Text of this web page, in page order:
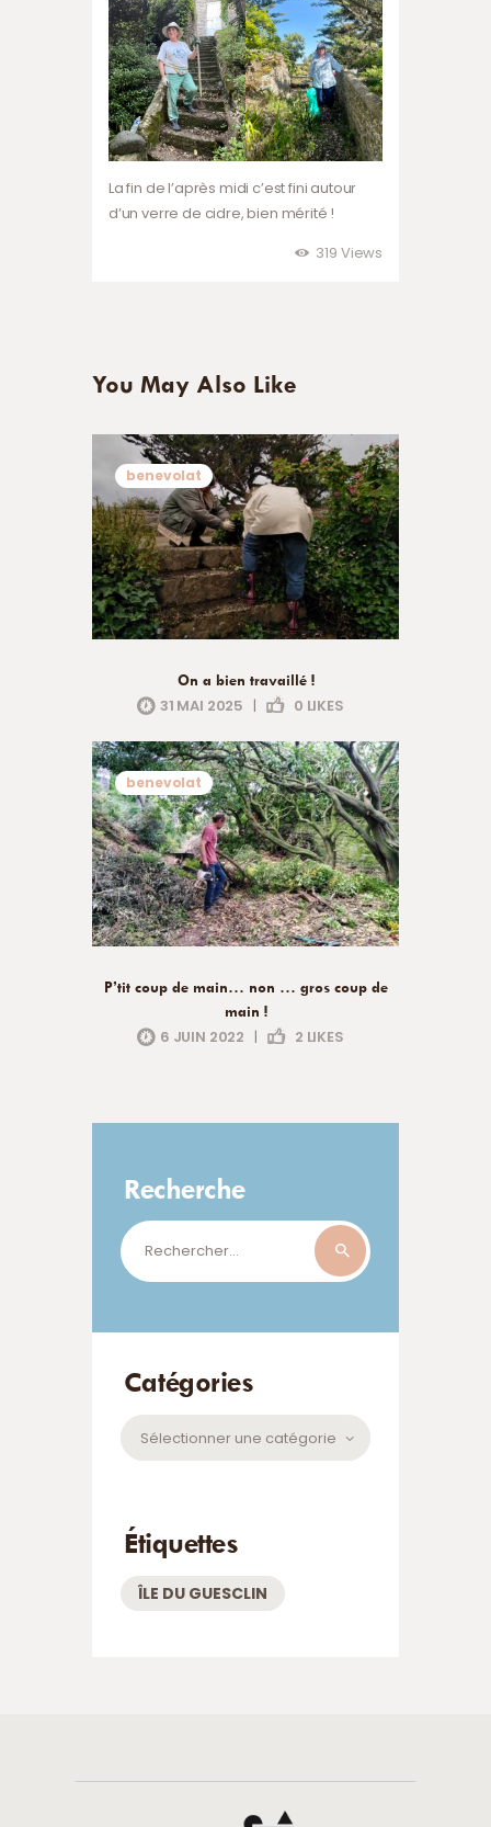
La fin de l’après midi c’est fini autour
d’un verre de cidre, bien mérité !
319 Views
You May Also Like
benevolat
On a bien travaillé !
31 MAI 2025 | 0 LIKES
benevolat
P’tit coup de main… non … gros coup de
main !
6 JUIN 2022 | 2 LIKES
Recherche
Rechercher :
Catégories
Catégories
Étiquettes
ÎLE DU GUESCLIN